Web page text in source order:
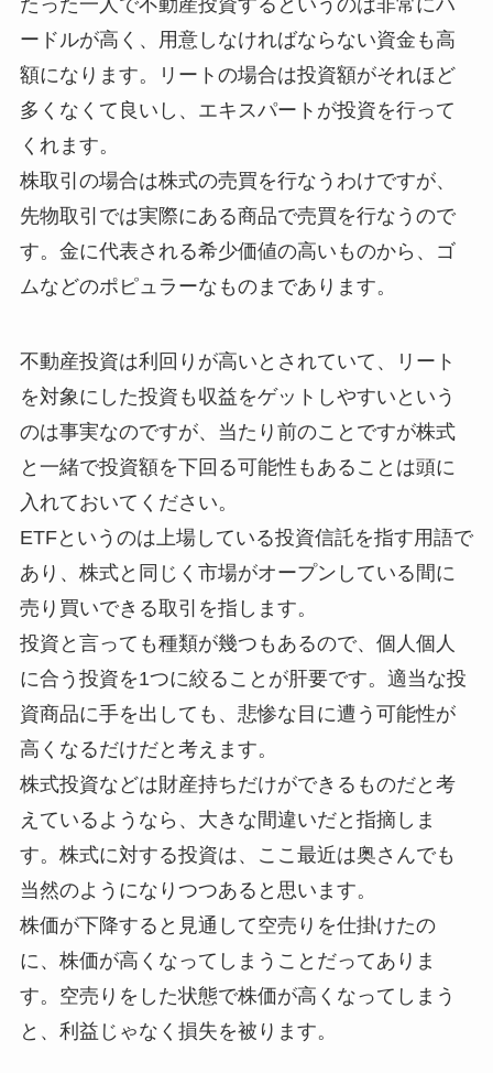
ードルが高く、用意しなければならない資金も高
額になります。リートの場合は投資額がそれほど
多くなくて良いし、エキスパートが投資を行って
くれます。
株取引の場合は株式の売買を行なうわけですが、
先物取引では実際にある商品で売買を行なうので
す。金に代表される希少価値の高いものから、ゴ
ムなどのポピュラーなものまであります。
不動産投資は利回りが高いとされていて、リート
を対象にした投資も収益をゲットしやすいという
のは事実なのですが、当たり前のことですが株式
と一緒で投資額を下回る可能性もあることは頭に
入れておいてください。
ETFというのは上場している投資信託を指す用語で
あり、株式と同じく市場がオープンしている間に
売り買いできる取引を指します。
投資と言っても種類が幾つもあるので、個人個人
に合う投資を1つに絞ることが肝要です。適当な投
資商品に手を出しても、悲惨な目に遭う可能性が
高くなるだけだと考えます。
株式投資などは財産持ちだけができるものだと考
えているようなら、大きな間違いだと指摘しま
す。株式に対する投資は、ここ最近は奥さんでも
当然のようになりつつあると思います。
株価が下降すると見通して空売りを仕掛けたの
に、株価が高くなってしまうことだってありま
す。空売りをした状態で株価が高くなってしまう
と、利益じゃなく損失を被ります。